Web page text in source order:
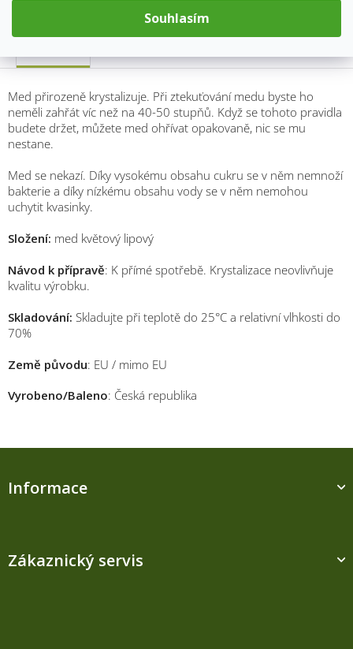
Souhlasím
Med přirozeně krystalizuje. Při ztekuťování medu byste ho
neměli zahřát víc než na 40-50 stupňů. Když se tohoto pravidla
budete držet, můžete med ohřívat opakovaně, nic se mu
nestane.
Med se nekazí. Díky vysokému obsahu cukru se v něm nemnoží
bakterie a díky nízkému obsahu vody se v něm nemohou
uchytit kvasinky.
Složení: med květový lipový
Návod k přípravě: K přímé spotřebě. Krystalizace neovlivňuje
kvalitu výrobku.
Skladování: Skladujte při teplotě do 25°C a relativní vlhkosti do
70%
Země původu: EU / mimo EU
Vyrobeno/Baleno: Česká republika
Informace
Zákaznický servis